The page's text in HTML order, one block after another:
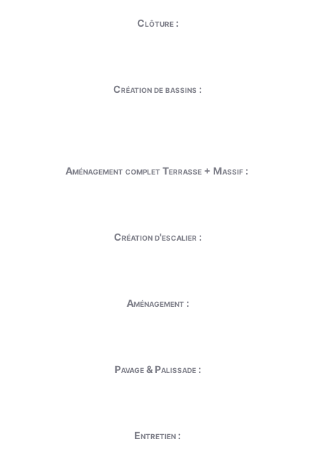
Clôture :
Création de bassins :
Aménagement complet Terrasse + Massif :
Création d'escalier :
Aménagement :
Pavage & Palissade :
Entretien :